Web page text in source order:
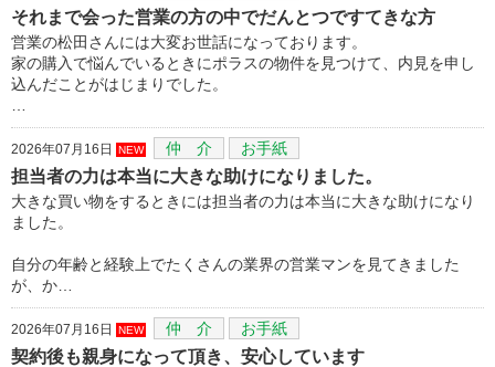
それまで会った営業の方の中でだんとつですてきな方
営業の松田さんには大変お世話になっております。
家の購入で悩んでいるときにポラスの物件を見つけて、内見を申し
込んだことがはじまりでした。
2026年07月16日 NEW 仲 介 お手紙
担当者の力は本当に大きな助けになりました。
大きな買い物をするときには担当者の力は本当に大きな助けになり
ました。
自分の年齢と経験上でたくさんの業界の営業マンを見てきました
が、か…
2026年07月16日 NEW 仲 介 お手紙
契約後も親身になって頂き、安心しています